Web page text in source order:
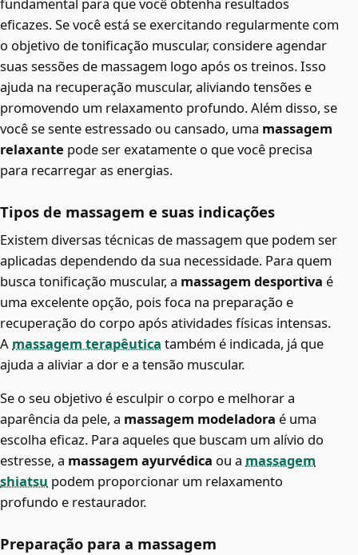
fundamental para que você obtenha resultados
eficazes. Se você está se exercitando regularmente com
o objetivo de tonificação muscular, considere agendar
suas sessões de massagem logo após os treinos. Isso
ajuda na recuperação muscular, aliviando tensões e
promovendo um relaxamento profundo. Além disso, se
você se sente estressado ou cansado, uma massagem
relaxante pode ser exatamente o que você precisa
para recarregar as energias.
Tipos de massagem e suas indicações
Existem diversas técnicas de massagem que podem ser
aplicadas dependendo da sua necessidade. Para quem
busca tonificação muscular, a massagem desportiva é
uma excelente opção, pois foca na preparação e
recuperação do corpo após atividades físicas intensas.
A massagem terapêutica também é indicada, já que
ajuda a aliviar a dor e a tensão muscular.
Se o seu objetivo é esculpir o corpo e melhorar a
aparência da pele, a massagem modeladora é uma
escolha eficaz. Para aqueles que buscam um alívio do
estresse, a massagem ayurvédica ou a massagem
shiatsu podem proporcionar um relaxamento
profundo e restaurador.
Preparação para a massagem